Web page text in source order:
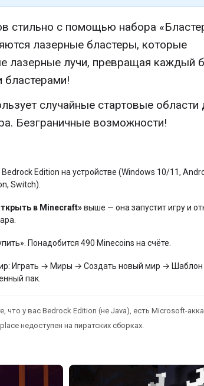
стильно с помощью набора
лазерные бластеры, которые
лазерные лучи, превращая каждый
бластерами!
случайные стартовые области
Безграничные возможности!
Edition на устройстве (Windows 10/11,
Switch).
в Minecraft»выше — она запустит игру и
Понадобится 490 Minecoins на счёте.
Играть → Миры → Создать новый мир →
пак.
что у вас Bedrock Edition (не Java), есть Microsoft-
недоступен на пиратских сборках.